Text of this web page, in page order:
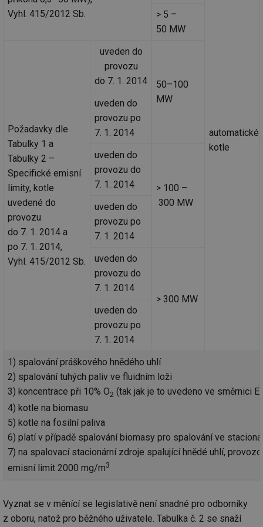
Vyhl. 415/2012 Sb.
automatické
kotle
> 5 –
50 MW
Požadavky dle
Tabulky 1 a
Tabulky 2 –
Specifické emisní
limity, kotle
uvedené do
provozu
do 7. 1. 2014 a
po 7. 1. 2014,
Vyhl. 415/2012 Sb.
uveden do
provozu
do 7. 1. 2014
50–100
MW
uveden do
provozu po
7. 1. 2014
uveden do
provozu do
7. 1. 2014
> 100 –
300 MW
uveden do
provozu po
7. 1. 2014
uveden do
provozu do
7. 1. 2014
> 300 MW
uveden do
provozu po
7. 1. 2014
1) spalování práškového hnědého uhlí
2) spalování tuhých paliv ve fluidním loži
3) koncentrace při 10% O2 (tak jak je to uvedeno ve směrnici
4) kotle na biomasu
5) kotle na fosilní paliva
6) platí v případě spalování biomasy pro spalování ve
7) na spalovací stacionární zdroje spalující hnědé uhlí,
emisní limit 2000 mg/m3
Vyznat se v měnící se legislativě není snadné pro odborníky
z oboru, natož pro běžného uživatele. Tabulka č. 2 se snaží